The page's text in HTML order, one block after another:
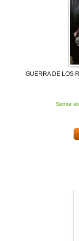
GUERRA DE LOS
Sense